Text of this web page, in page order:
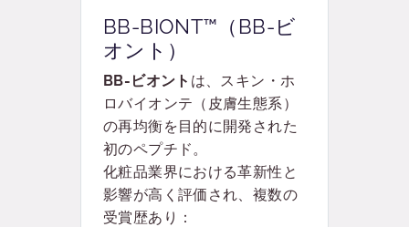
BB-BIONT™（BB-ビ
オント）
BB-ビオント は、スキン・ホ
ロバイオンテ（皮膚生態系）
の再均衡を目的に開発された
初のペプチド。
化粧品業界における革新性と
影響が高く評価され、複数の
受賞歴あり：